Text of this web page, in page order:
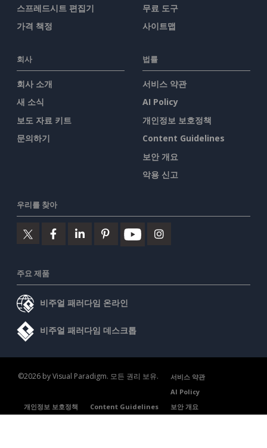
스프레드시트 편집기
가격 책정
무료 도구
사이트맵
회사
회사 소개
새 소식
보도 자료 키트
문의하기
법률
서비스 약관
AI Policy
개인정보 보호정책
Content Guidelines
보안 개요
악용 신고
우리를 찾아
주요 제품
비주얼 패러다임 온라인
비주얼 패러다임 데스크톱
©2026 by Visual Paradigm. 모든 권리 보유.
서비스 약관
AI Policy
개인정보 보호정책
Content Guidelines 보안 개요